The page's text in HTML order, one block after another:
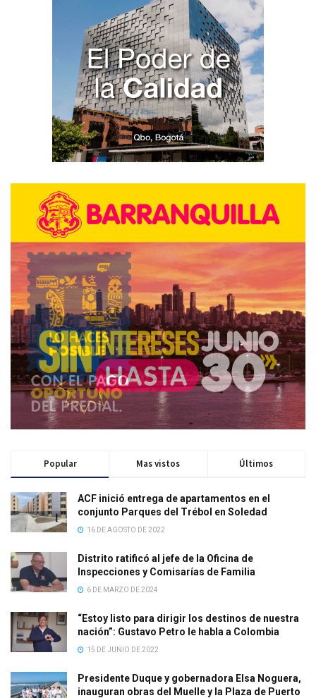
Popular Mas vistos Últimos
ACF inició entrega de apartamentos en el
conjunto Parques del Trébol en Soledad
16 DE AGOSTO DE 2022
Distrito ratificó al jefe de la Oficina de
Inspecciones y Comisarías de Familia
6 DE MARZO DE 2024
“Estoy listo para dirigir los destinos de nuestra
nación”: Gustavo Petro le habla a Colombia
15 DE JUNIO DE 2022
Presidente Duque y gobernadora Elsa Noguera,
inauguran obras del Muelle y la Plaza de Puerto